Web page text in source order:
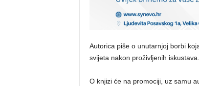
Autorica piše o unutarnjoj borbi
svijeta nakon proživljenih iskustava.
O knjizi će na promociji, uz samu